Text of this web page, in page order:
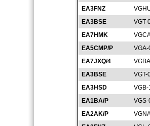
EA3FNZ
EA3BSE
VGT-
EA7HMK
EA5CMP/P
EA7JXQ/4
EA3BSE
VGT-
EA3HSD
EA1BA/P
EA2AK/P